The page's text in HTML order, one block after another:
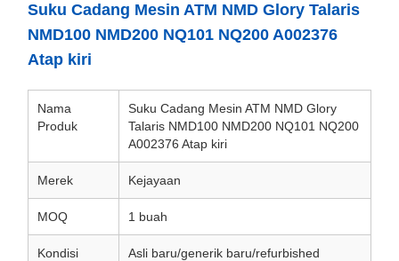
Suku Cadang Mesin ATM NMD Glory Talaris
NMD100 NMD200 NQ101 NQ200 A002376
Atap kiri
Nama
Produk
Suku Cadang Mesin ATM NMD Glory
Talaris NMD100 NMD200 NQ101 NQ200
A002376 Atap kiri
Merek Kejayaan
MOQ 1 buah
Kondisi Asli baru/generik baru/refurbished